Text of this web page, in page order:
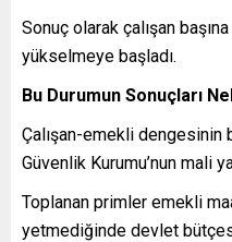
Sonuç olarak çalışan
yükselmeye başladı.
Bu Durumun Sonuçları
Çalışan-emekli dengesinin
Güvenlik Kurumu’nun mali
Toplanan primler emekli
yetmediğinde devlet